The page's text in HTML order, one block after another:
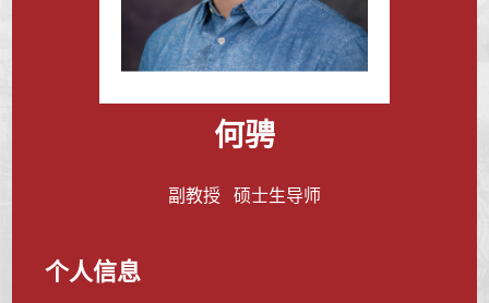
何骋
副教授 硕士生导师
个人信息